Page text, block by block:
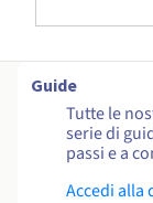
Guide
Tutte le
serie di
passi e a
Accedi alla